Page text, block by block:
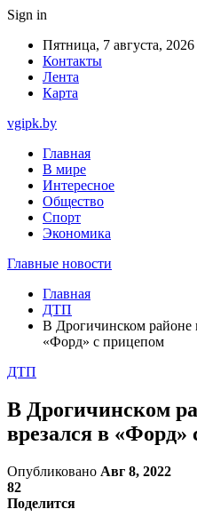
Sign in
Пятница, 7 августа, 2026
Контакты
Лента
Карта
vgipk.by
Главная
В мире
Интересное
Общество
Спорт
Экономика
Главные новости
Главная
ДТП
В Дрогичинском районе
«Форд» с прицепом
ДТП
В Дрогичинском
врезался в «Форд»
Опубликовано Авг 8, 2022
82
Поделится